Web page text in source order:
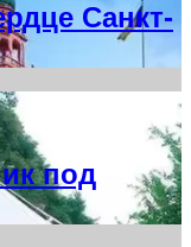
Санкт-
под